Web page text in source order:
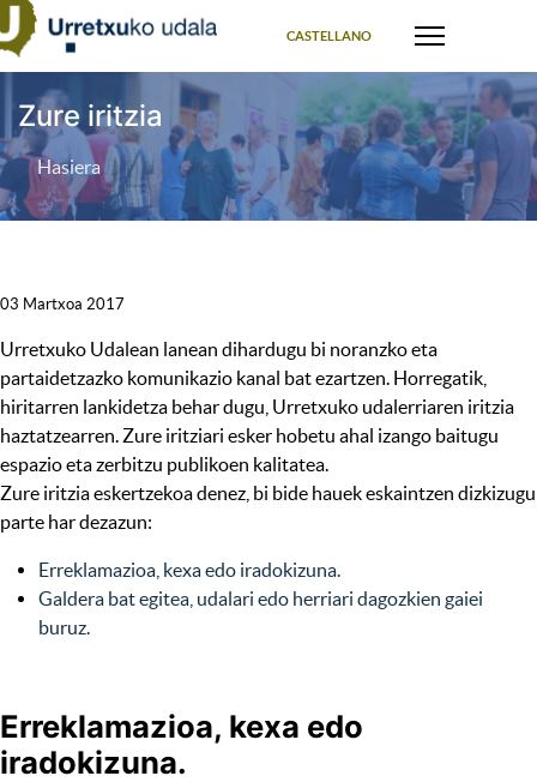
CASTELLANO
Zure iritzia
Hasiera
03 Martxoa 2017
Urretxuko Udalean lanean dihardugu bi noranzko eta
partaidetzazko komunikazio kanal bat ezartzen. Horregatik,
hiritarren lankidetza behar dugu, Urretxuko udalerriaren iritzia
haztatzearren. Zure iritziari esker hobetu ahal izango baitugu
espazio eta zerbitzu publikoen kalitatea.
Zure iritzia eskertzekoa denez, bi bide hauek eskaintzen dizkizugu
parte har dezazun:
Erreklamazioa, kexa edo iradokizuna.
Galdera bat egitea, udalari edo herriari dagozkien gaiei
buruz.
Erreklamazioa, kexa edo
iradokizuna.